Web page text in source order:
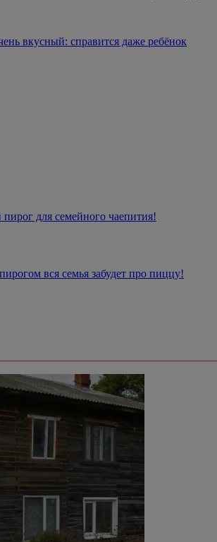
вкусный: справится даже ребёнок
для семейного чаепития!
вся семья забудет про пиццу!